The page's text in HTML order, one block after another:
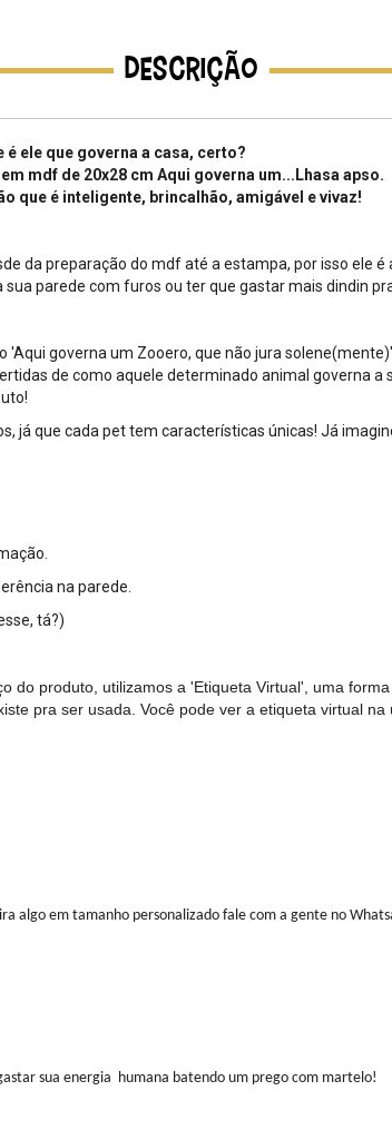
Descrição
ele que governa a casa, certo?
mdf de 20x28 cm Aqui governa um...Lhasa apso.
que é inteligente, brincalhão, amigável e vivaz!
da preparação do mdf até a estampa, por isso ele
parede com furos ou ter que gastar mais dindin
governa um Zooero, que não jura
de como aquele determinado animal governa a
já que cada pet tem características únicas! Já
na parede.
tá?)
do produto, utilizamos a 'Etiqueta Virtual', uma
pra ser usada. Você pode ver a etiqueta virtual na
algo em tamanho personalizado fale com a gente no
sua energia humana batendo um prego com martelo!